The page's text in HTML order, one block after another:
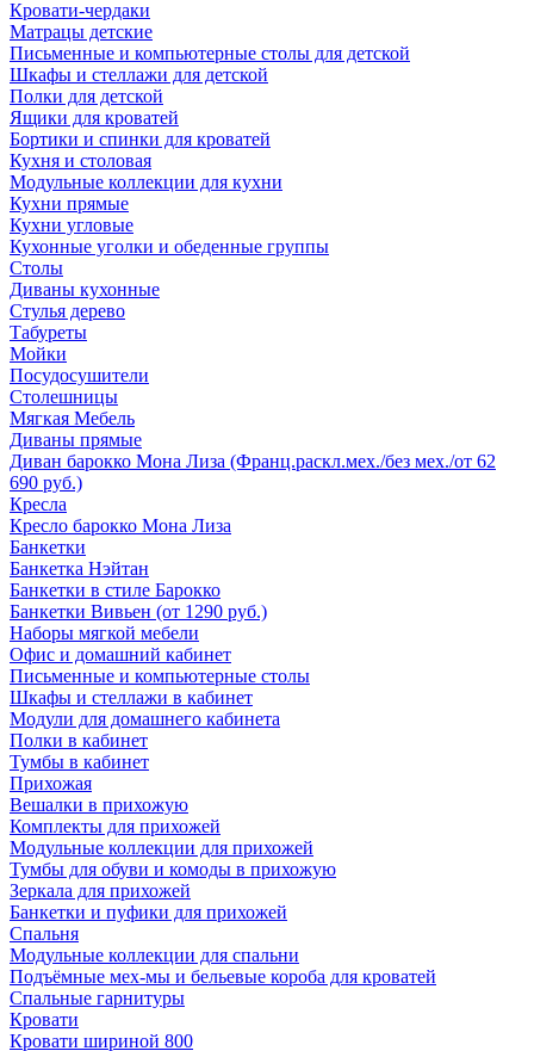
Кровати-чердаки
Матрацы детские
Письменные и компьютерные столы для детской
Шкафы и стеллажи для детской
Полки для детской
Ящики для кроватей
Бортики и спинки для кроватей
Кухня и столовая
Модульные коллекции для кухни
Кухни прямые
Кухни угловые
Кухонные уголки и обеденные группы
Столы
Диваны кухонные
Стулья дерево
Табуреты
Мойки
Посудосушители
Столешницы
Мягкая Мебель
Диваны прямые
Диван барокко Мона Лиза (Франц.раскл.мех./без мех./от 62
690 руб.)
Кресла
Кресло барокко Мона Лиза
Банкетки
Банкетка Нэйтан
Банкетки в стиле Барокко
Банкетки Вивьен (от 1290 руб.)
Наборы мягкой мебели
Офис и домашний кабинет
Письменные и компьютерные столы
Шкафы и стеллажи в кабинет
Модули для домашнего кабинета
Полки в кабинет
Тумбы в кабинет
Прихожая
Вешалки в прихожую
Комплекты для прихожей
Модульные коллекции для прихожей
Тумбы для обуви и комоды в прихожую
Зеркала для прихожей
Банкетки и пуфики для прихожей
Спальня
Модульные коллекции для спальни
Подъёмные мех-мы и бельевые короба для кроватей
Спальные гарнитуры
Кровати
Кровати шириной 800